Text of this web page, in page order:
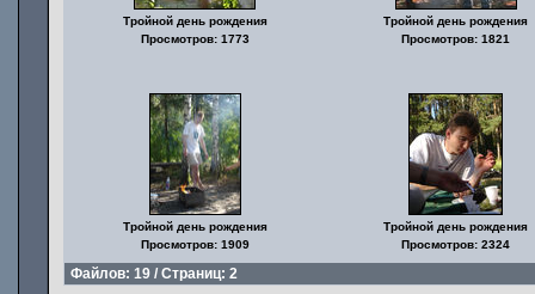
Тройной день рождения
Просмотров: 1773
Тройной день рождения
Просмотров: 1821
Тройной день рождения
Просмотров: 1909
Тройной день рождения
Просмотров: 2324
Файлов: 19 / Страниц: 2